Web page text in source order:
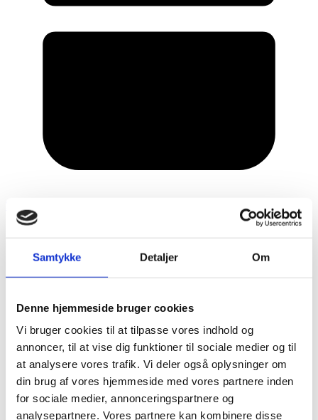
Samtykke Detaljer Om
Denne hjemmeside bruger cookies
Vi bruger cookies til at tilpasse vores indhold og
annoncer, til at vise dig funktioner til sociale medier og til
at analysere vores trafik. Vi deler også oplysninger om
din brug af vores hjemmeside med vores partnere inden
for sociale medier, annonceringspartnere og
analysepartnere. Vores partnere kan kombinere disse